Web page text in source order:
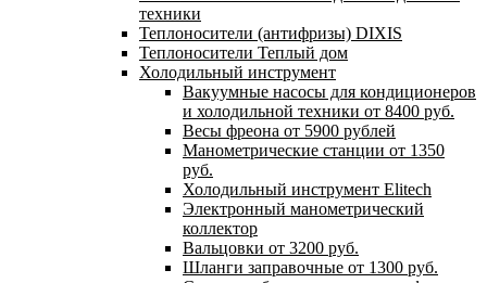
техники
Теплоносители (антифризы) DIXIS
Теплоносители Теплый дом
Холодильный инструмент
Вакуумные насосы для кондиционеров
и холодильной техники от 8400 руб.
Весы фреона от 5900 рублей
Манометрические станции от 1350
руб.
Холодильный инструмент Elitech
Электронный манометрический
коллектор
Вальцовки от 3200 руб.
Шланги заправочные от 1300 руб.